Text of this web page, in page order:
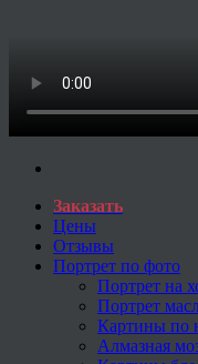
Заказать
Цены
Отзывы
Портрет по фото
Портрет на
Портрет
Картины по
Алмазная